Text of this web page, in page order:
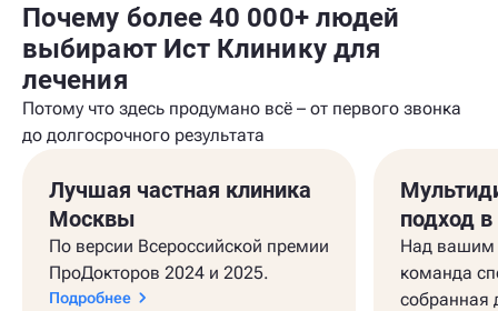
Почему более 40 000+ людей
выбирают Ист Клинику для
лечения
Потому что здесь продумано всё – от первого звонка
до долгосрочного результата
Лучшая частная клиника
Москвы
По версии Всероссийской премии
ПроДокторов 2024 и 2025.
Подробнее
подход
Над вашим
команда
собранная